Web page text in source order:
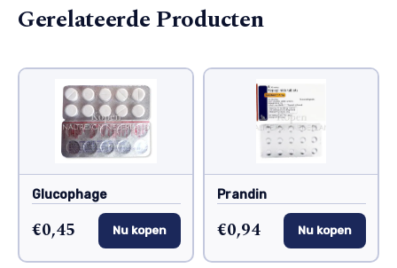
Gerelateerde Producten
Glucophage
€0,45 Nu kopen
Prandin
€0,94 Nu kopen